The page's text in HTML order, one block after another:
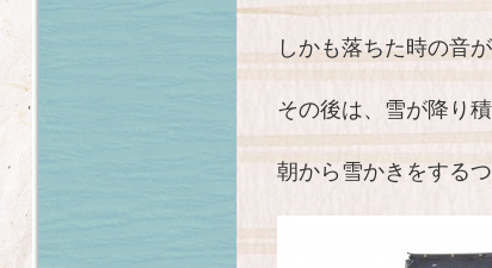
しかも落ちた時の音
その後は、雪が降り
朝から雪かきをする